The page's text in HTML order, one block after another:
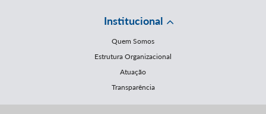
Institucional
Quem Somos
Estrutura Organizacional
Atuação
Transparência